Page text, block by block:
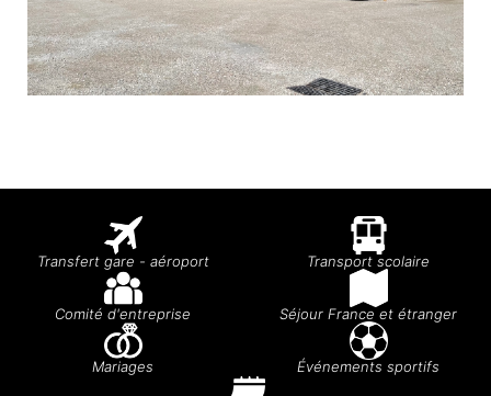
Transfert gare - aéroport Transport scolaire
Comité d'entreprise Séjour France et étranger
Mariages Événements sportifs